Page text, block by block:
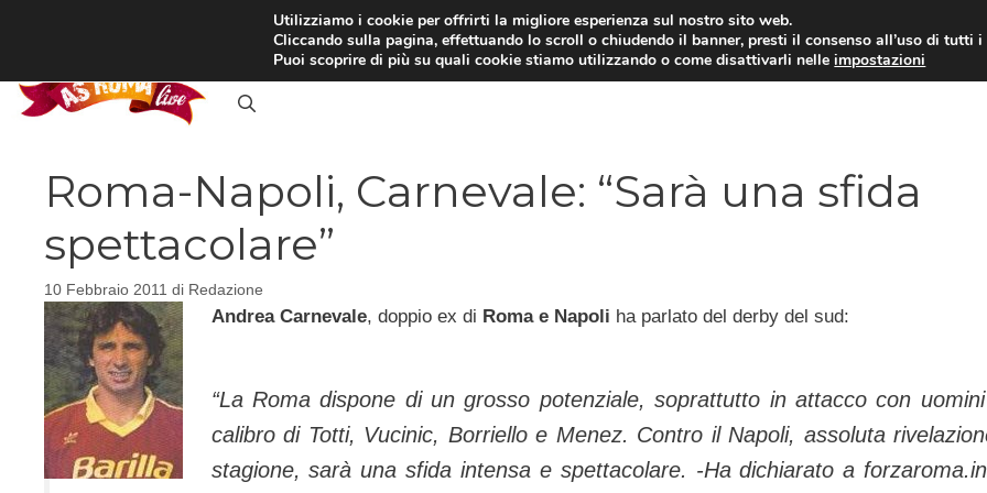
RASSEGNA STAMPA INTERVISTE CALCIOMERCATO CAMPIONATO
Roma-Napoli, Carnevale: “Sarà una sfida
spettacolare”
10 Febbraio 2011 di Redazione
Andrea Carnevale, doppio ex di Roma e Napoli ha parlato del derby del sud:
“La Roma dispone di un grosso potenziale, soprattutto in attacco con
calibro di Totti, Vucinic, Borriello e Menez. Contro il Napoli, assoluta
stagione, sarà una sfida intensa e spettacolare. -Ha dichiarato a
Utilizziamo i cookie per offrirti la migliore esperienza sul nostro sito web.
Cliccando sulla pagina, effettuando lo scroll o chiudendo il banner, presti il consenso all’uso di tutti i
Puoi scoprire di più su quali cookie stiamo utilizzando o come disattivarli nelleimpostazioni